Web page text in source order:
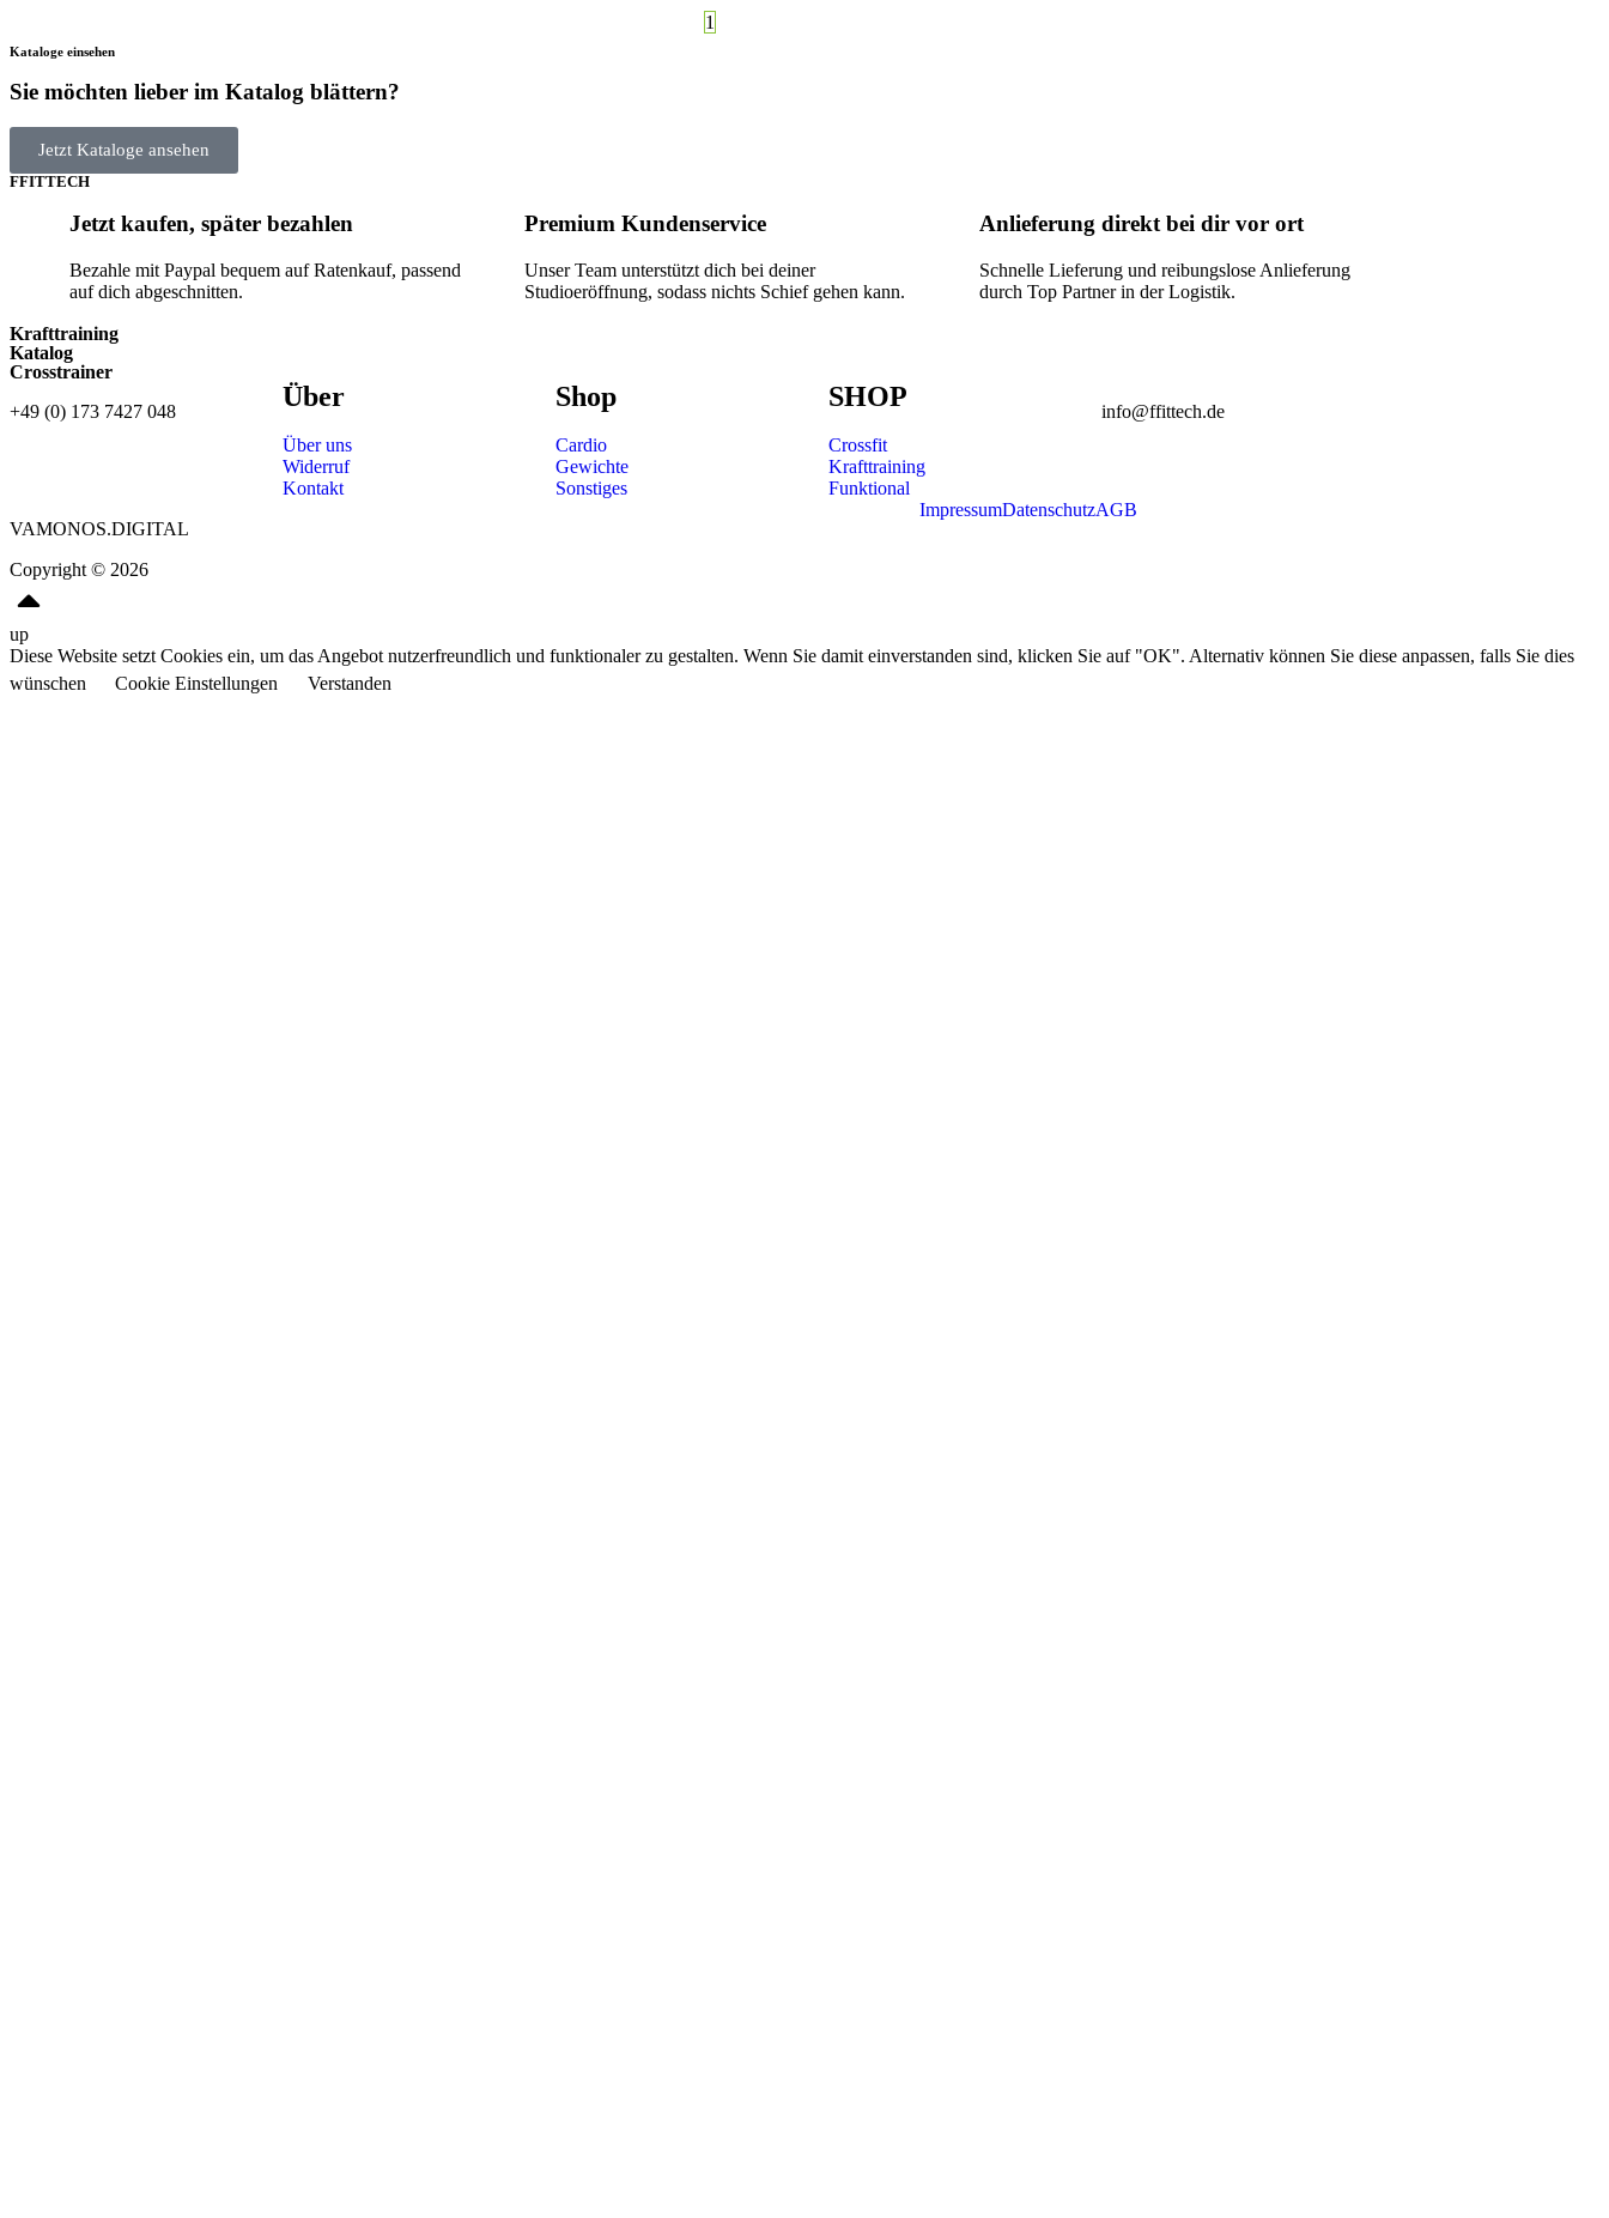
1
Kataloge einsehen
Sie möchten lieber im Katalog blättern?
Jetzt Kataloge ansehen
FFITTECH
Jetzt kaufen, später bezahlen
Bezahle mit Paypal bequem auf Ratenkauf, passend
auf dich abgeschnitten.
Premium Kundenservice
Unser Team unterstützt dich bei deiner
Studioeröffnung, sodass nichts Schief gehen kann.
Anlieferung direkt bei dir vor ort
Schnelle Lieferung und reibungslose Anlieferung
durch Top Partner in der Logistik.
Krafttraining
Katalog
Crosstrainer
+49 (0) 173 7427 048
Über
Über uns
Widerruf
Kontakt
Shop
Cardio
Gewichte
Sonstiges
SHOP
Crossfit
Krafttraining
Funktional
info@ffittech.de
VAMONOS.DIGITAL
Copyright © 2026
ImpressumDatenschutzAGB
up
Diese Website setzt Cookies ein, um das Angebot nutzerfreundlich und funktionaler zu gestalten. Wenn Sie damit einverstanden sind, klicken Sie auf "OK". Alternativ können Sie diese anpassen, falls Sie dies
wünschen
Cookie Einstellungen Verstanden